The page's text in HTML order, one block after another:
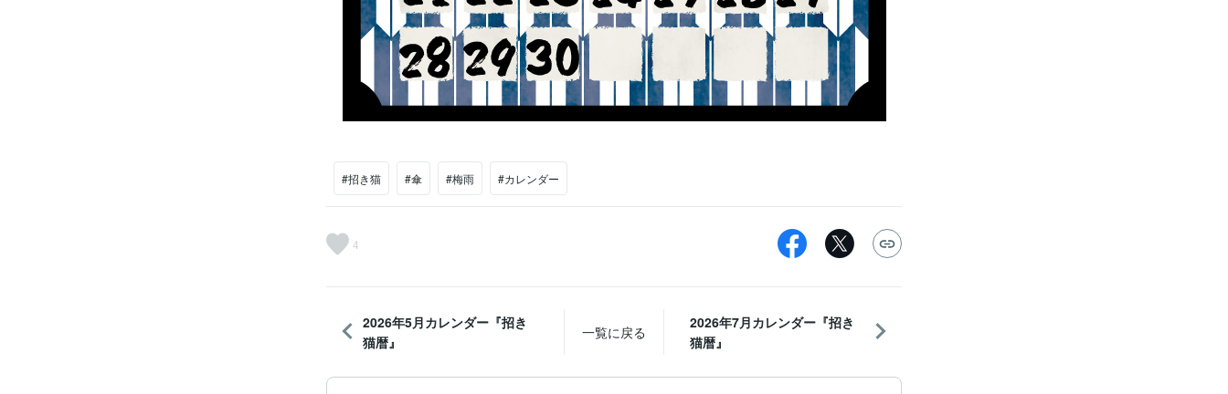
#招き猫 #傘 #梅雨 #カレンダー
4
2026年5月カレンダー『招き
猫暦』
一覧に戻る
2026年7月カレンダー『招き
猫暦』